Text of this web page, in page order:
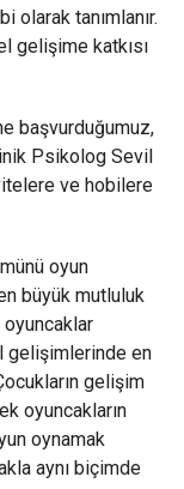
tanımlanır.
gelişime katkısı
başvurduğumuz,
Psikolog Sevil
ve hobilere
oyun
büyük mutluluk
oyuncaklar
gelişimlerinde en
gelişim
oyuncakların
oynamak
aynı biçimde